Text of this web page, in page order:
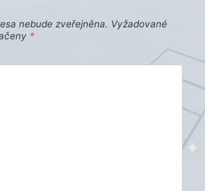
nebude zveřejněna. Vyžadované
*